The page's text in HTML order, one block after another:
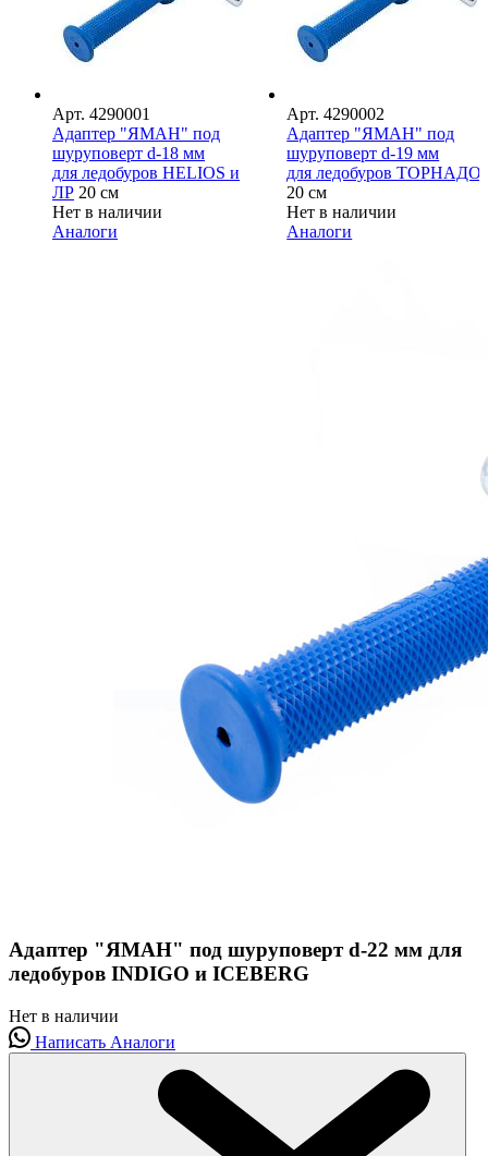
Арт. 4290001
Адаптер "ЯМАН" под
шуруповерт d-18 мм
для ледобуров HELIOS и
ЛР 20 см
Нет в наличии
Аналоги
Арт.4290002
Адаптер "ЯМАН" под
шуруповерт d-19 мм
для ледобуров ТОРНАДО
20 см
Нет в наличии
Аналоги
Адаптер "ЯМАН" под шуруповерт d-22 мм для
ледобуров INDIGO и ICEBERG
Нет в наличии
Написать Аналоги